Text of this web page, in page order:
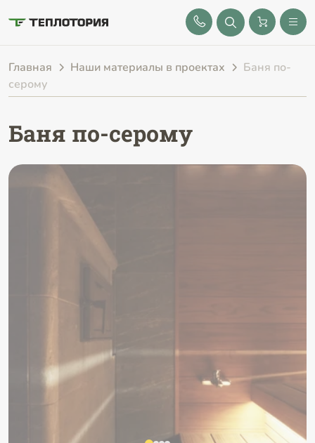
8 (843) 212-25-32
Главная Наши материалы в проектах
Баня по-
серому
Баня по-серому